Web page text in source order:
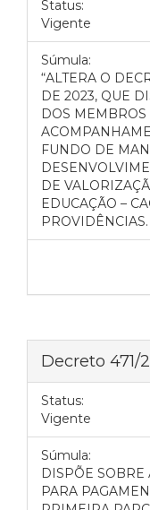
Status:
Vigente
Súmula:
“ALTERA O
DE 2023, QUE
DOS
FUNDO DE
DE
EDUCAÇÃO –
PROVIDÊNCIAS.
Decreto 471/
Status:
Vigente
Súmula:
DISPÕE
PARA